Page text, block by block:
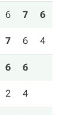
6 7 6
7 6 4
6 6
2 4